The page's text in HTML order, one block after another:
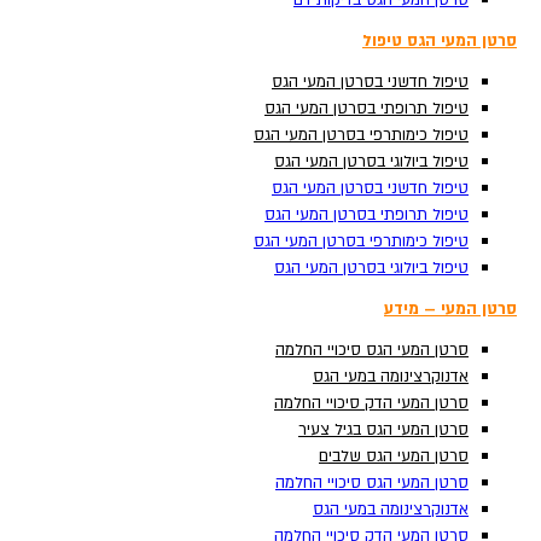
סרטן המעי הגס טיפול
טיפול חדשני בסרטן המעי הגס
טיפול תרופתי בסרטן המעי הגס
טיפול כימותרפי בסרטן המעי הגס
טיפול ביולוגי בסרטן המעי הגס
טיפול חדשני בסרטן המעי הגס
טיפול תרופתי בסרטן המעי הגס
טיפול כימותרפי בסרטן המעי הגס
טיפול ביולוגי בסרטן המעי הגס
סרטן המעי – מידע
סרטן המעי הגס סיכויי החלמה
אדנוקרצינומה במעי הגס
סרטן המעי הדק סיכויי החלמה
סרטן המעי הגס בגיל צעיר
סרטן המעי הגס שלבים
סרטן המעי הגס סיכויי החלמה
אדנוקרצינומה במעי הגס
סרטן המעי הדק סיכויי החלמה
Search ...
סרטן המעי הגס טיפול
טיפול חדשני בסרטן המעי הגס
טיפול תרופתי בסרטן המעי הגס
טיפול כימותרפי בסרטן המעי הגס
טיפול ביולוגי בסרטן המעי הגס
טיפול חדשני בסרטן המעי הגס
טיפול תרופתי בסרטן המעי הגס
טיפול כימותרפי בסרטן המעי הגס
טיפול ביולוגי בסרטן המעי הגס
סרטן המעי – מידע
סרטן המעי הגס סיכויי החלמה
אדנוקרצינומה במעי הגס
סרטן המעי הדק סיכויי החלמה
סרטן המעי הגס בגיל צעיר
סרטן המעי הגס שלבים
סרטן המעי הגס סיכויי החלמה
אדנוקרצינומה במעי הגס
סרטן המעי הדק סיכויי החלמה